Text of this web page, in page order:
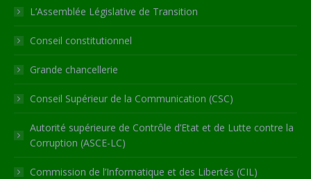
in
new
window
in
new
window
in
new
window
in
new
window
opens
in
new
L’Assemblée Législative de Transition
Conseil constitutionnel
Grande chancellerie
Conseil Supérieur de la Communication (CSC)
Autorité supérieure de Contrôle d’Etat et de Lutte contre la
Corruption (ASCE-LC)
Commission de l’Informatique et des Libertés (CIL)